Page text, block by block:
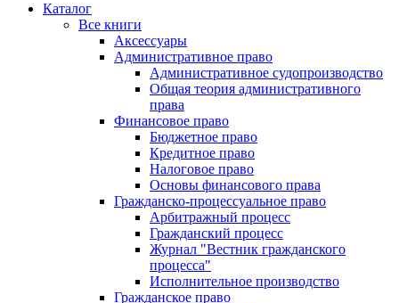
Каталог
Все книги
Аксессуары
Административное право
Административное судопроизводство
Общая теория административного
права
Финансовое право
Бюджетное право
Кредитное право
Налоговое право
Основы финансового права
Гражданско-процессуальное право
Арбитражный процесс
Гражданский процесс
Журнал "Вестник гражданского
процесса"
Исполнительное производство
Гражданское право